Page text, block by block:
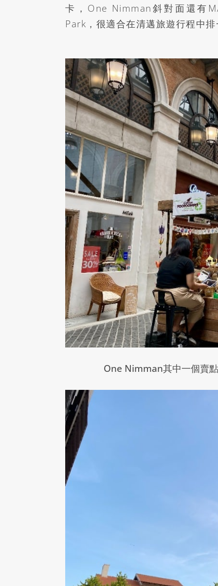
卡， One Nimman斜對面還有
Park ，很適合在清邁旅遊行程中
One Nimman其中一個賣